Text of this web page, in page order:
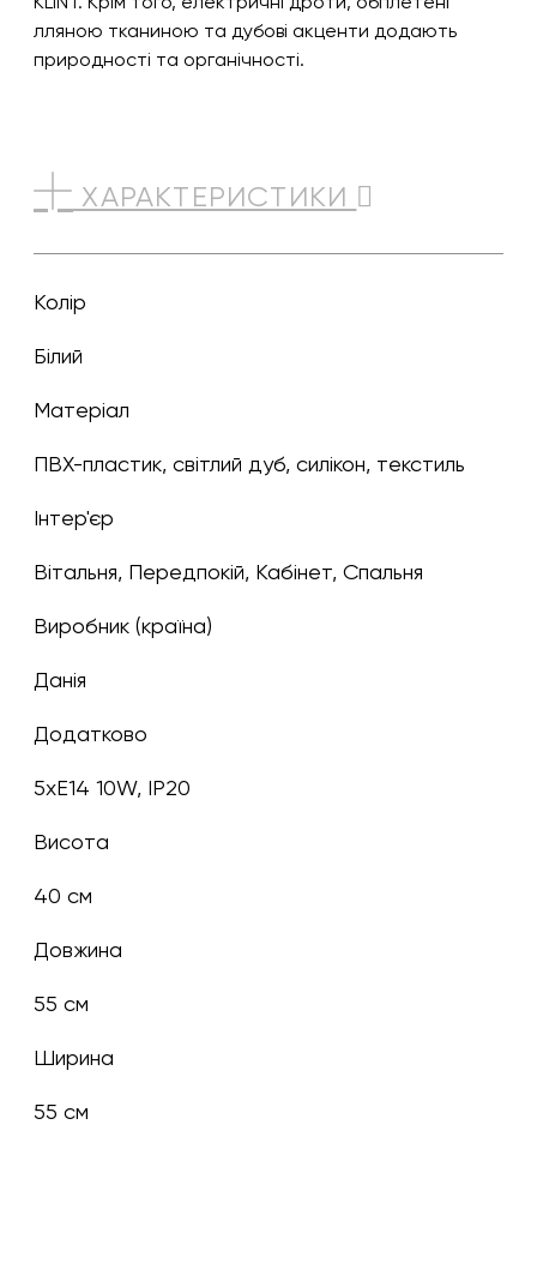
лляною тканиною та дубові акценти додають
природності та органічності.
ХАРАКТЕРИСТИКИ
Колір
білий
Матеріал
ПВХ-пластик, світлий дуб, силікон, текстиль
Інтер'єр
Вітальня, Передпокій, Кабінет, Спальня
Виробник (країна)
Данія
Додатково
5xE14 10W, IP20
Висота
40 см
Довжина
55 см
Ширина
55 см